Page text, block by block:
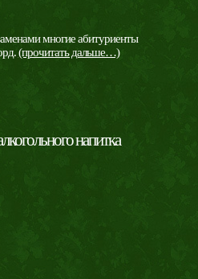
многие абитуриенты
(прочитать дальше…)
напитка